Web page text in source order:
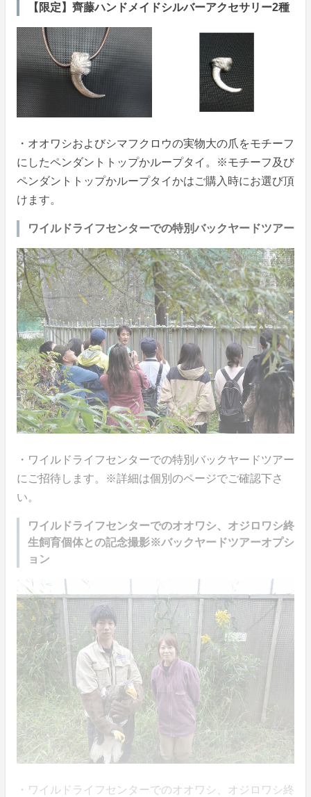
【限定】齊藤ハンドメイドシルバーアクセサリー2種
・オオワシおよびシマフクロウの実物大の爪をモチーフ
にしたペンダントトップかループタイ。※モチーフ及び
ペンダントトップかループタイかはご購入時にお選び頂
けます。
ワイルドライフセンターでの特別バックヤードツアー
・ワイルドライフセンターでの特別バックヤードツアー
にご招待します。※詳細は個別のページでご確認下さ
い。
ワイルドライフセンターでのオオワシ、オジロワシ終
生飼育個体との記念撮影※バックヤードツアーオプシ
ョン
・ワイルドライフセンターでのオオワシ、オジロワシ終